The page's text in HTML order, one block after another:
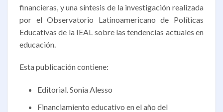
financieras, y una síntesis de la investigación realizada
por el Observatorio Latinoamericano de Políticas
Educativas de la IEAL sobre las tendencias actuales en
educación.
Esta publicación contiene:
Editorial. Sonia Alesso
Financiamiento educativo en el año del